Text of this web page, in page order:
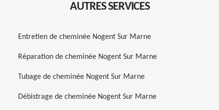
AUTRES SERVICES
Entretien de cheminée Nogent Sur Marne
Réparation de cheminée Nogent Sur Marne
Tubage de cheminée Nogent Sur Marne
Débistrage de cheminée Nogent Sur Marne